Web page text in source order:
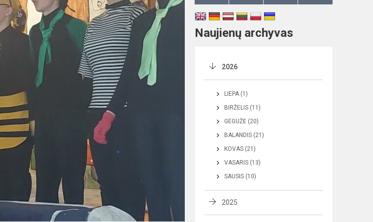
Naujienų archyvas
2026
LIEPA (1)
BIRŽELIS (11)
GEGUŽĖ (20)
BALANDIS (21)
KOVAS (21)
VASARIS (13)
SAUSIS (10)
2025